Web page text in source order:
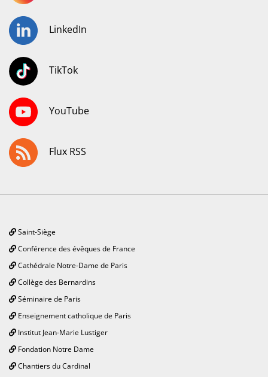
LinkedIn
TikTok
YouTube
Flux RSS
Saint-Siège
Conférence des évêques de France
Cathédrale Notre-Dame de Paris
Collège des Bernardins
Séminaire de Paris
Enseignement catholique de Paris
Institut Jean-Marie Lustiger
Fondation Notre Dame
Chantiers du Cardinal